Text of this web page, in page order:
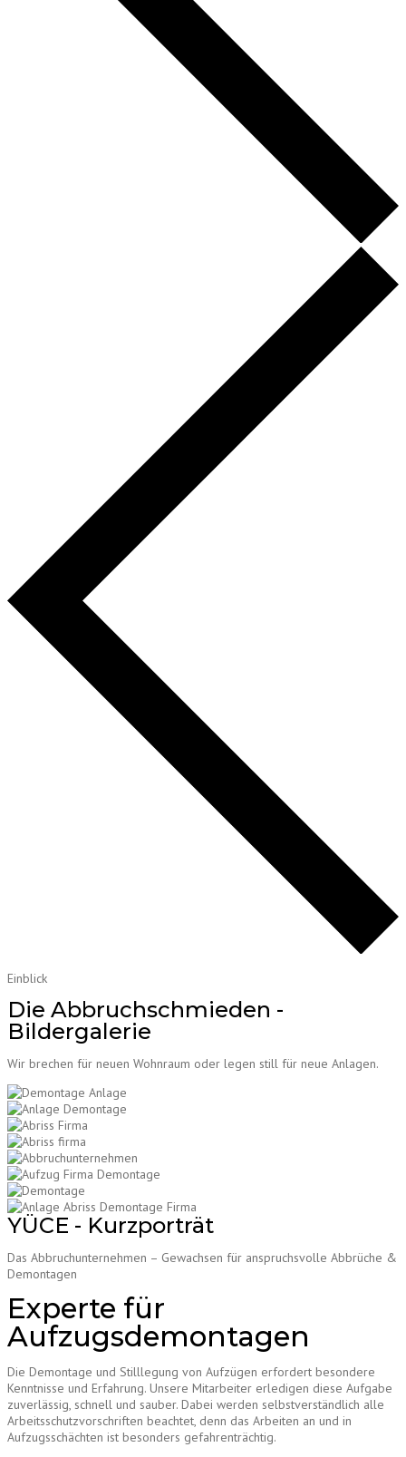
Einblick
Die Abbruchschmieden -
Bildergalerie
Wir brechen für neuen Wohnraum oder legen still für neue Anlagen.
YÜCE - Kurzporträt
Das Abbruchunternehmen – Gewachsen für anspruchsvolle Abbrüche &
Demontagen
Experte für
Aufzugsdemontagen
Die Demontage und Stilllegung von Aufzügen erfordert besondere
Kenntnisse und Erfahrung. Unsere Mitarbeiter erledigen diese Aufgabe
zuverlässig, schnell und sauber. Dabei werden selbstverständlich alle
Arbeitsschutzvorschriften beachtet, denn das Arbeiten an und in
Aufzugsschächten ist besonders gefahrenträchtig.